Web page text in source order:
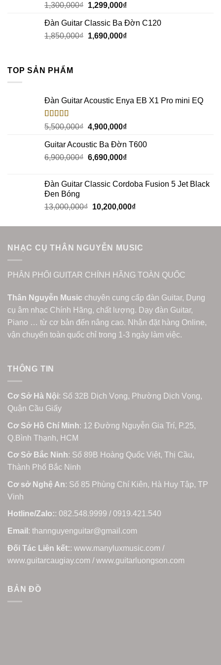
1,300,000₫ 1,299,000₫
Đàn Guitar Classic Ba Đờn C120
1,850,000₫ 1,690,000₫
TOP SẢN PHẨM
Đàn Guitar Acoustic Enya EB X1 Pro mini EQ
Rated5.00
out of 5
5,500,000₫ 4,900,000₫
Guitar Acoustic Ba Đờn T600
6,900,000₫ 6,690,000₫
Đàn Guitar Classic Cordoba Fusion 5 Jet Black
Đen Bóng
13,000,000₫ 10,200,000₫
NHẠC CỤ THÂN NGUYỄN MUSIC
PHÂN PHỐI GUITAR CHÍNH HÃNG TOÀN QUỐC
Thân Nguyễn Music chuyên cung cấp đàn Guitar, Dụng
cụ âm nhạc Chính Hãng, chất lượng. Dạy đàn Guitar,
Piano … từ cơ bản đến nâng cao. Nhận đặt hàng Online,
vận chuyển toàn quốc chỉ trong 1-3 ngày làm việc.
THÔNG TIN
Cơ Sở Hà Nội: Số 32B Dịch Vọng, Phường Dịch Vọng,
Quận Cầu Giấy
Cơ Sở Hồ Chí Minh: 12 Đường Nguyễn Gia Trí, P.25,
Q.Bình Thạnh, HCM
Cơ Sở Bắc Ninh: Số 89B Hoàng Quốc Việt, Thị Cầu,
Thành Phố Bắc Ninh
Cơ sở Nghệ An: Số 85 Phùng Chí Kiên, Hà Huy Tập, TP
Vinh
Hotline/Zalo:: 082.548.9999 / 0919.421.540
Email : thannguyenguitar@gmail.com
Đối Tác Liên kết:: www.manyluxmusic.com /
www.guitarcaugiay.com / www.guitarluongson.com
BẢN ĐỒ